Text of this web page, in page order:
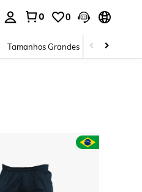
0 0
Tamanhos Grandes Joias e